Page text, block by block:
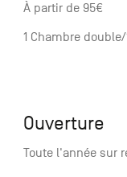
À partir de 95€
1 Chambre
Ouverture
Toute l'année sur